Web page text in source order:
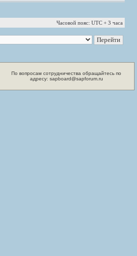
Часовой пояс: UTC + 3 часа
По вопросам сотрудничества обращайтесь по
адресу: sapboard@sapforum.ru